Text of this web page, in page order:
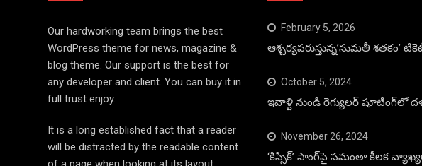
Our hardworking team brings the best
WordPress theme for news, magazine &
blog theme. Our support is the best for
any developer and client. You can buy it in
full trust enjoy.
It is a long established fact that a reader
will be distracted by the readable content
February 5, 2026
ఆశ్చర్యపరుస్తున్న’సుమతీ శతకం’
October 5, 2024
ఇవాళ్టి నుండి రెగ్యులర్ షూటింగ్‌లో
November 26, 2024
‘కిస్సిక్’ సాంగ్‌పై సమంతా కీలక